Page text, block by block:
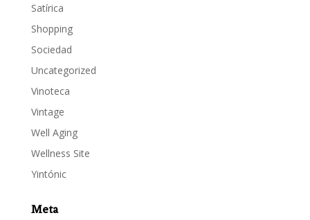
Satírica
Shopping
Sociedad
Uncategorized
Vinoteca
Vintage
Well Aging
Wellness Site
Yintónic
Meta